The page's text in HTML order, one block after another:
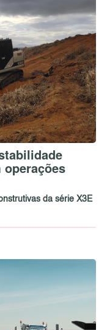
operações
da série X3E